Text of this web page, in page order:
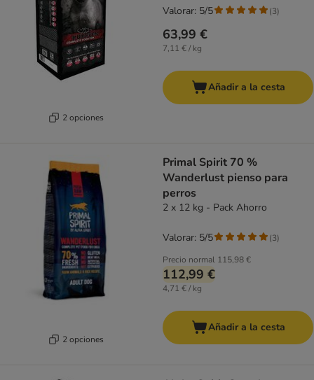
2 opciones
63,99 €
7,11 € / kg
Valorar: 5/5 (3)
Añadir a la cesta
2 opciones
Primal Spirit 70 %
Wanderlust pienso para
perros
2 x 12 kg - Pack Ahorro
Precio normal 115,98 €
112,99 €
4,71 € / kg
Valorar: 5/5 (3)
Añadir a la cesta